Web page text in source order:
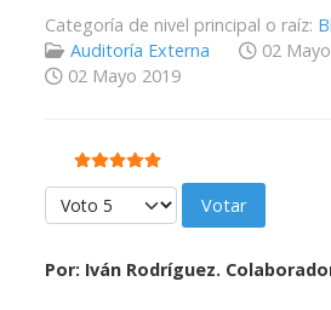
Categoría de nivel principal o raíz:
Auditoría Externa
02
02 Mayo 2019
Ratio:5/5
Por favor, vote
Por: Iván Rodríguez.